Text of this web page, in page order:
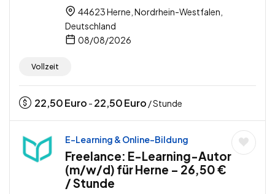
44623 Herne, Nordrhein-Westfalen,
Deutschland
08/08/2026
Vollzeit
22,50Euro - 22,50Euro / Stunde
E-Learning & Online-Bildung
Freelance: E-Learning-Autor
(m/w/d) für Herne – 26,50 €
/ Stunde